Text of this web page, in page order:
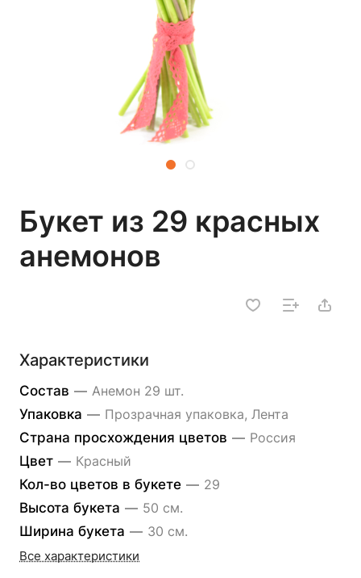
Букет из 29 красных
анемонов
Характеристики
Состав — Анемон 29 шт.
Упаковка — Прозрачная упаковка, Лента
Страна просхождения цветов — Россия
Цвет — Красный
Кол-во цветов в букете — 29
Высота букета — 50 см.
Ширина букета — 30 см.
Все характеристики